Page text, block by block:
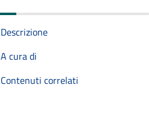
Descrizione
A cura di
Contenuti correlati